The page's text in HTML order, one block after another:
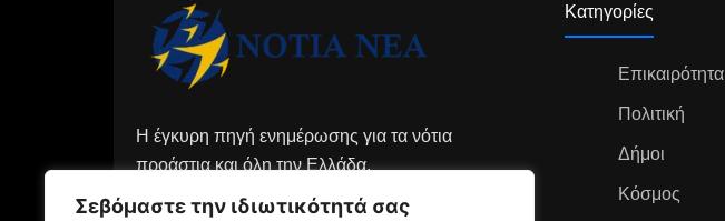
Σεβόμαστε την ιδιωτικότητά σας
Η έγκυρη πηγή ενημέρωσης για τα νότια
προάστια και όλη την Ελλάδα.
Κατηγορίες
Επικαιρότητα
Πολιτική
Δήμοι
Κόσμος